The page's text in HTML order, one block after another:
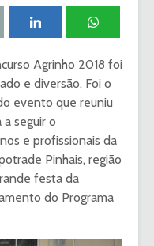
Agrinho 2018 foi
e diversão. Foi o
evento que reuniu
a seguir o
e profissionais da
Pinhais, região
festa da
do Programa